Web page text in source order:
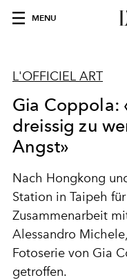
MENU
L'OFFICIEL ART
Gia Coppola:
dreissig zu
Angst»
Nach Hongkong
Station in Taipeh
Zusammenarbeit
Alessandro
Fotoserie von Gia
getroffen.